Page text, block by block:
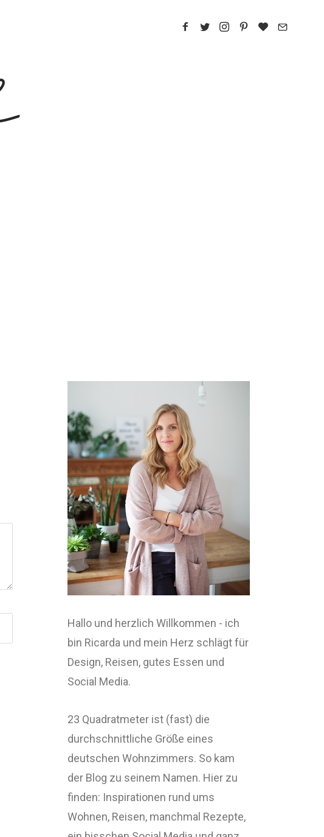
Hallo und herzlich Willkommen - ich
bin Ricarda und mein Herz schlägt für
Design, Reisen, gutes Essen und
Social Media.
23 Quadratmeter ist (fast) die
durchschnittliche Größe eines
deutschen Wohnzimmers. So kam
der Blog zu seinem Namen. Hier zu
finden: Inspirationen rund ums
Wohnen, Reisen, manchmal Rezepte,